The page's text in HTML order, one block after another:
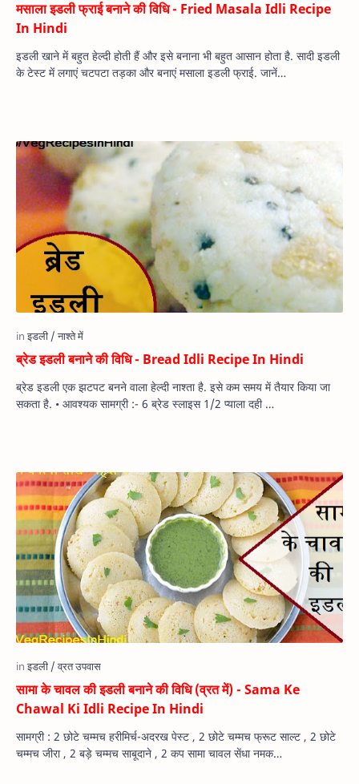
मसाला इडली फ्राई बनाने की विधि - Fried Masala Idli Recipe
In Hindi
इडली खाने में बहुत हेल्‍दी होती हैं और इसे बनाना भी बहुत आसान होता है. सादी इडली
के टेस्‍ट में लगाएं चटपटा तड़का और बनाएं मसाला इडली फ्राई. जानें…
ब्रेड इडली बनाने की विधि - Bread Idli Recipe In Hindi
ब्रेड इडली एक झटपट बनने वाला हेल्‍दी नाश्‍ता है. इसे कम समय में तैयार किया जा
सकता है. • आवश्यक सामग्री :- 6 ब्रेड स्लाइस 1/2 प्याला दही …
सामा के चावल की इडली बनाने की विधि (व्रत में) - Sama Ke
Chawal Ki Idli Recipe In Hindi
सामग्री : 2 छोटे चम्मच हरीमिर्च-अदरख पेस्ट , 2 छोटे चम्मच फ्रूट साल्ट , 2 छोटे
चम्मच जीरा , 2 बड़े चम्मच साबूदाने , 2 कप सामा चावल सेंधा नमक…